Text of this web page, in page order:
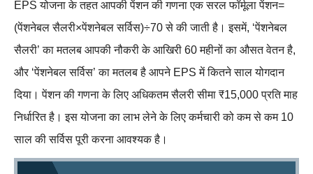
EPS योजना के तहत आपकी पेंशन की गणना एक सरल फॉर्मूला पेंशन=
(पेंशनेबल सैलरी×पेंशनेबल सर्विस)÷70 से की जाती है। इसमें, ‘पेंशनेबल
सैलरी’ का मतलब आपकी नौकरी के आखिरी 60 महीनों का औसत वेतन है,
और ‘पेंशनेबल सर्विस’ का मतलब है आपने EPS में कितने साल योगदान
दिया। पेंशन की गणना के लिए अधिकतम सैलरी सीमा ₹15,000 प्रति माह
निर्धारित है। इस योजना का लाभ लेने के लिए कर्मचारी को कम से कम 10
साल की सर्विस पूरी करना आवश्यक है।